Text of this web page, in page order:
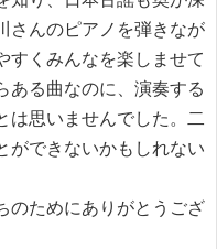
さんのピアノを弾きなが
すくみんなを楽しませて
ある曲なのに、演奏する
は思いませんでした。二
ができないかもしれない
のためにありがとうござ